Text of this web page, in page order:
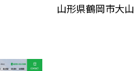
山形県鶴岡市大山